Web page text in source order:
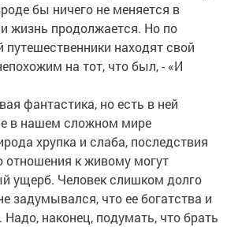
бы ничего не меняется в
жизнь продолжается. Но по
находят свой
на тот, что был, - «И
фантастика, но есть в ней
в нашем сложном мире
хрупка и слаба, последствия
отношения к живому могут
ущерб. Человек слишком долго
задумывался, что ее богатства и
наконец, подумать, что брать